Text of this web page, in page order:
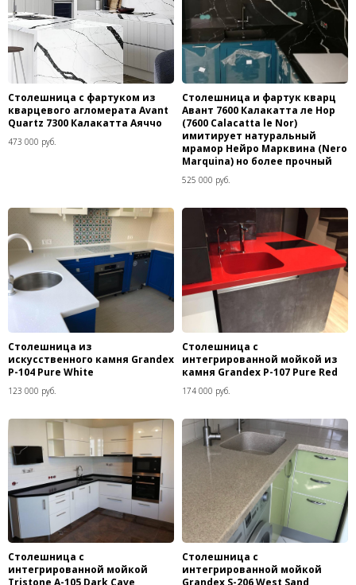
Столешница с фартуком из
кварцевого агломерата Avant
Quartz 7300 Калакатта Аяччо
473 000 руб.
Столешница и фартук кварц
Авант 7600 Калакатта ле Нор
(7600 Calacatta le Nor)
имитирует натуральный
мрамор Нейро Марквина (Nero
Marquina) но более прочный
525 000 руб.
Столешница из
искусственного камня Grandex
P-104 Pure White
123 000 руб.
Столешница с
интегрированной мойкой из
камня Grandex P-107 Pure Red
174 000 руб.
Столешница c
интегрированной мойкой
Столешница c
интегрированной мойкой